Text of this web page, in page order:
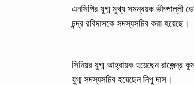
এনসিপির যুগ্ম মুখ্য সমন্বয়ক ভীম্পাল্লী
চন্দ্র রবিদাসকে সদস্যসচিব করা হয়েছে।
সিনিয়র যুগ্ম আহ্বায়ক হয়েছেন রাজেন্দ্র
যুগ্ম সদস্যসচিব হয়েছেন নিপু দাস।